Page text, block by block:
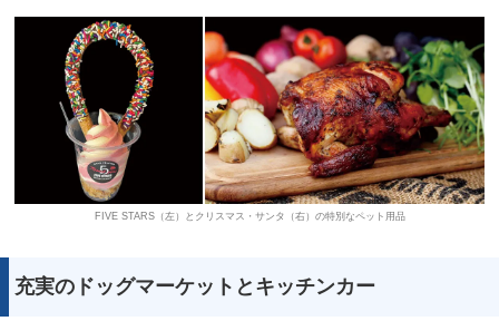
FIVE STARS（左）とクリスマス・サンタ（右）の特別なペット用品
充実のドッグマーケットとキッチンカー